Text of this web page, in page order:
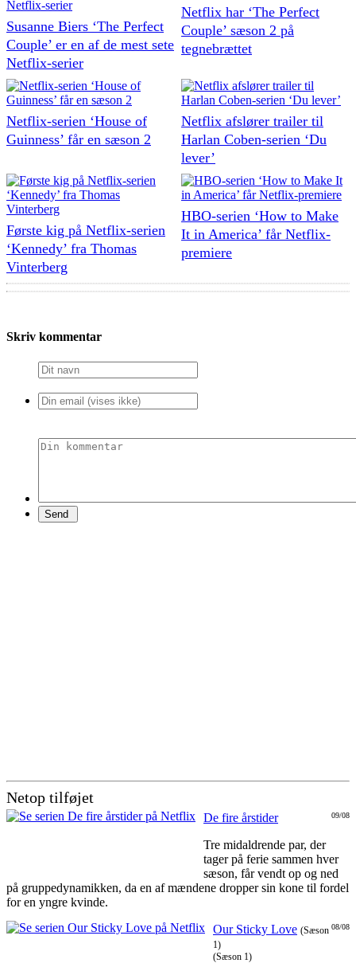
Susanne Biers ‘The Perfect
Couple’ er en af de mest sete
Netflix-serier
Netflix har ‘The Perfect
Couple’ sæson 2 på
tegnebrættet
Netflix-serien ‘House of
Guinness’ får en sæson 2
Netflix afslører trailer til
Harlan Coben-serien ‘Du
lever’
Første kig på Netflix-serien
‘Kennedy’ fra Thomas
Vinterberg
HBO-serien ‘How to Make
It in America’ får Netflix-
premiere
Skriv kommentar
Netop tilføjet
09/08
De fire årstider
Tre midaldrende par, der
tager på ferie sammen hver
sæson, får vendt op og ned
på gruppedynamikken, da en af mændene dropper sin kone til fordel
for en yngre kvinde.
08/08
Our Sticky Love (Sæson
1)
(Sæson 1)